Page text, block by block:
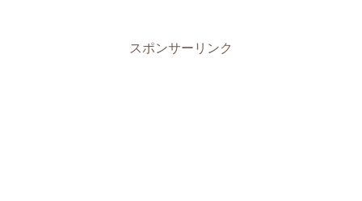
スポンサーリンク